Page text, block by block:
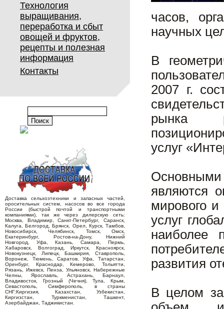
Технология
выращивания,
переработка и сбыт
овощей и фруктов,
рецепты и полезная
информация
Контакты
Доставка сельхозтехники и запасных частей,
оросительных систем, насосов во все города
России (быстрой почтой и транспортными
компаниями), так же через дилерскую сеть:
Москва, Владимир, Санкт-Петербург, Саранск,
Калуга, Белгород, Брянск, Орел, Курск, Тамбов,
Новосибирск, Челябинск, Томск, Омск,
Екатеринбург, Ростов-на-Дону, Нижний
Новгород, Уфа, Казань, Самара, Пермь,
Хабаровск, Волгоград, Иркутск, Красноярск,
Новокузнецк, Липецк, Башкирия, Ставрополь,
Воронеж, Тюмень, Саратов, Уфа, Татарстан,
Оренбург, Краснодар, Кемерово, Тольятти,
Рязань, Ижевск, Пенза, Ульяновск, Набережные
Челны, Ярославль, Астрахань, Барнаул,
Владивосток, Грозный (Чечня), Тула, Крым,
Севастополь, Симферополь, в страны
СНГ:Киргизия, Казахстан, Узбекистан,
Киргизстан, Туркменистан, Ташкент,
Азербайджан, Таджикистан.
часов,
научных
В
2007 г.
рынка
услуг
являются
мирового и
услуг
наиболее
развития
В целом за